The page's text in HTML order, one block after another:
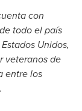
con
todo el país
Unidos,
veteranos de
entre los